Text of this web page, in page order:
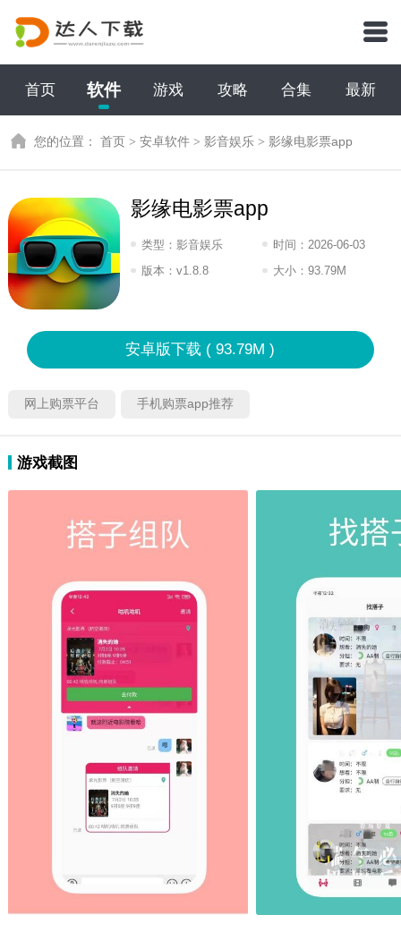
首页 软件 游戏 攻略 合集 最新
您的位置：首页 >安卓软件 >影音娱乐 >影缘电影票app
影缘电影票app
类型：影音娱乐 时间： 2026-06-03
10:2026
版本：v1.8.8 大小： 93.79M
安卓版下载 ( 93.79M )
网上购票平台 手机购票app推荐
游戏截图